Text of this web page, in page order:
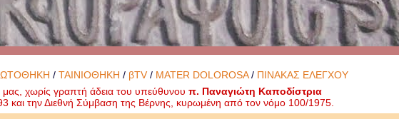
/ΤΑΙΝΙΟΘΗΚΗ / βTV / MATER DOLOROSA/ ΠΙΝΑΚΑΣ ΕΛΕΓΧΟΥ
μας, χωρίς γραπτή άδεια του υπεύθυνουπ. Παναγιώτη Καποδίστρια
και την Διεθνή Σύμβαση της Βέρνης, κυρωμένη από τον νόμο 100/1975.